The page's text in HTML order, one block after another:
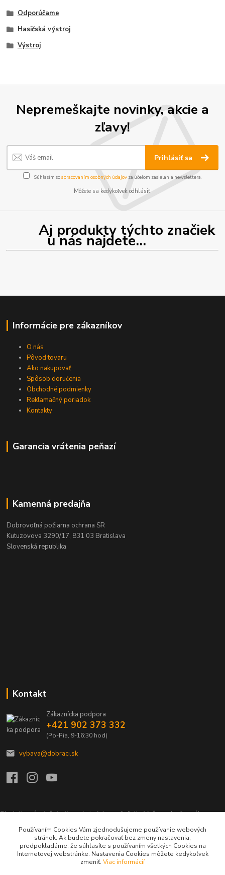
Odporúčame
Hasičská výstroj
Výstroj
Nepremeškajte novinky, akcie a
zľavy!
Prihlásiť sa
Súhlasím sospracovaním osobných údajov za účelom zasielania newslettera.
Môžete sa kedykoľvek odhlásiť.
Aj produkty týchto značiek
u nás najdete...
Informácie pre zákazníkov
O nás
Pôvod tovaru
Ako nakupovať
Spôsob doručenia
Obchodné podmienky
Reklamačný poriadok
Kontakty
Garancia vrátenia peňazí
Kamenná predajňa
Dobrovoľná požiarna ochrana SR
Kutuzovova 3290/17, 831 03 Bratislava
Slovenská republika
Kontakt
Zákaznícka podpora
+421 902 373 332
(Po-Pia, 9-16:30 hod)
vybava@dobraci.sk
Sledujte nás, inšpirujte ostatných a zdieľajte Vašu radosť z nákupu a
Používaním Cookies Vám zjednodušujeme používanie webových
stránok. Ak budete pokračovať bez zmeny nastavenia,
predpokladáme, že súhlasíte s používaním všetkých Cookies na
Internetovej webstránke. Nastavenia Cookies môžete kedykoľvek
zmeniť. Viac informácií